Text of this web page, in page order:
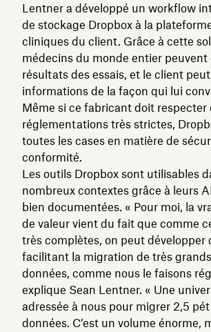
Lentner a développé un workflow
de stockage Dropbox à la
cliniques du client. Grâce à cette
médecins du monde entier peuvent
résultats des essais, et le client
informations de la façon qui lui
Même si ce fabricant doit respecter
réglementations très strictes,
toutes les cases en matière de
conformité.
Les outils Dropbox sont utilisables
nombreux contextes grâce à leurs
bien documentées. « Pour moi, la
de valeur vient du fait que comme
très complètes, on peut développer
facilitant la migration de très
données, comme nous le faisons
explique Sean Lentner. « Une
adressée à nous pour migrer 2,5
données. C’est un volume énorme,